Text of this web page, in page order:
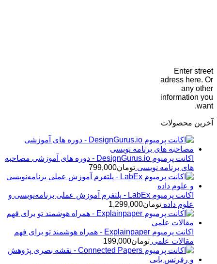
Enter street
adress here. Or
any other
information you
want.
آخرین محصولات
اکانت پرمیوم DesignGurus.io - دوره ‌های آموزشی مصاحبه
‌های برنامه نویسی تومان799,000
اکانت پرمیوم LabEx - پلتفرم آموزش عملی برنامه‌نویسی و
علوم داده تومان1,299,000
اکانت پرمیوم Explainpaper - همراه هوشمند تو برای فهم
مقالات علمی تومان199,000